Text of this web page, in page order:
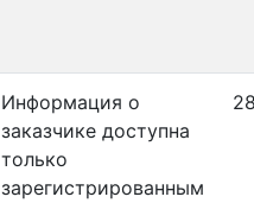
Информация о
заказчике доступна
только
зарегистрированным